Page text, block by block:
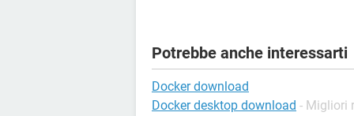
Potrebbe anche interessarti
Docker download
Docker desktop download - Migliori